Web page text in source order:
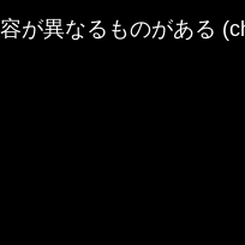
が異なるものがある